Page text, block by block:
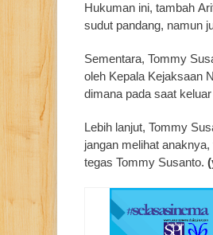
Hukuman ini, tambah
sudut pandang, namun
Sementara, Tommy
oleh Kepala Kejaksaan
dimana pada saat
Lebih lanjut, Tommy
jangan melihat
tegas Tommy Susanto.